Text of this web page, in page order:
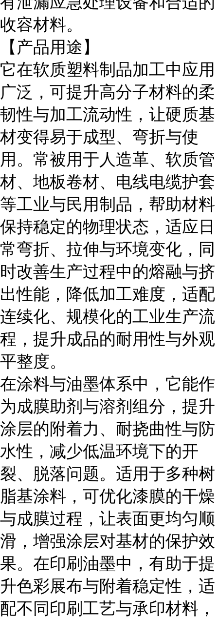
收容材料。
【产品用途】
它在软质塑料制品加工中应用
广泛，可提升高分子材料的柔
韧性与加工流动性，让硬质基
材变得易于成型、弯折与使
用。常被用于人造革、软质管
材、地板卷材、电线电缆护套
等工业与民用制品，帮助材料
保持稳定的物理状态，适应日
常弯折、拉伸与环境变化，同
时改善生产过程中的熔融与挤
出性能，降低加工难度，适配
连续化、规模化的工业生产流
程，提升成品的耐用性与外观
平整度。
在涂料与油墨体系中，它能作
为成膜助剂与溶剂组分，提升
涂层的附着力、耐挠曲性与防
水性，减少低温环境下的开
裂、脱落问题。适用于多种树
脂基涂料，可优化漆膜的干燥
与成膜过程，让表面更均匀顺
滑，增强涂层对基材的保护效
果。在印刷油墨中，有助于提
升色彩展布与附着稳定性，适
配不同印刷工艺与承印材料，